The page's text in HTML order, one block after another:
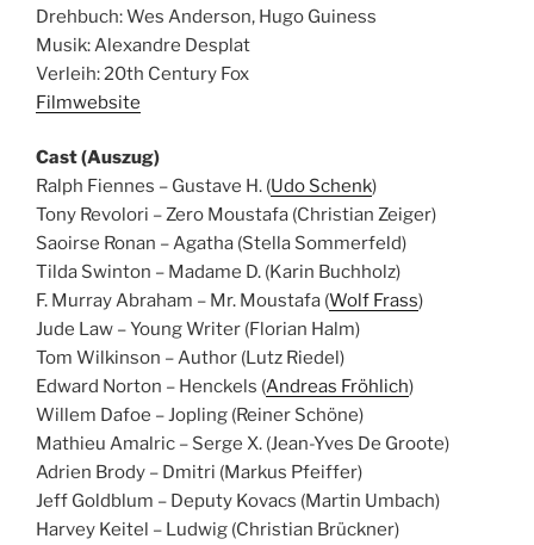
Drehbuch: Wes Anderson, Hugo Guiness
Musik: Alexandre Desplat
Verleih: 20th Century Fox
Filmwebsite
Cast (Auszug)
Ralph Fiennes – Gustave H. (Udo Schenk)
Tony Revolori – Zero Moustafa (Christian Zeiger)
Saoirse Ronan – Agatha (Stella Sommerfeld)
Tilda Swinton – Madame D. (Karin Buchholz)
F. Murray Abraham – Mr. Moustafa (Wolf Frass)
Jude Law – Young Writer (Florian Halm)
Tom Wilkinson – Author (Lutz Riedel)
Edward Norton – Henckels (Andreas Fröhlich)
Willem Dafoe – Jopling (Reiner Schöne)
Mathieu Amalric – Serge X. (Jean-Yves De Groote)
Adrien Brody – Dmitri (Markus Pfeiffer)
Jeff Goldblum – Deputy Kovacs (Martin Umbach)
Harvey Keitel – Ludwig (Christian Brückner)